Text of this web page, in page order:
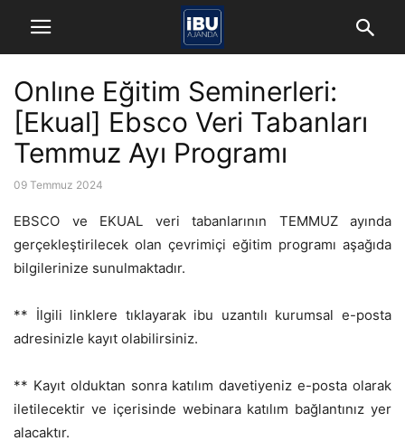
Onlıne Eğitim Seminerleri:
[Ekual] Ebsco Veri Tabanları
Temmuz Ayı Programı
09 Temmuz 2024
EBSCO ve EKUAL veri tabanlarının TEMMUZ ayında
gerçekleştirilecek olan çevrimiçi eğitim programı aşağıda
bilgilerinize sunulmaktadır.
** İlgili linklere tıklayarak ibu uzantılı kurumsal e-posta
adresinizle kayıt olabilirsiniz.
** Kayıt olduktan sonra katılım davetiyeniz e-posta olarak
iletilecektir ve içerisinde webinara katılım bağlantınız yer
alacaktır.